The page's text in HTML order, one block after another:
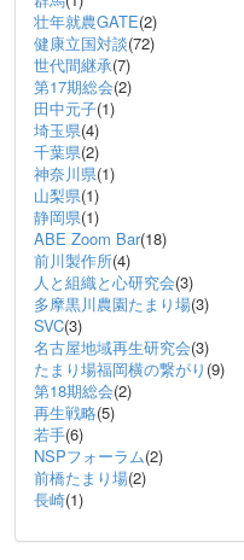
壮年就農GATE(2)
健康立国対談(72)
世代間継承(7)
第17期総会(2)
田中元子(1)
埼玉県(4)
千葉県(2)
神奈川県(1)
山梨県(1)
静岡県(1)
ABE Zoom Bar(18)
前川製作所(4)
人と組織と心研究会(3)
多摩黒川農園たまり場(3)
SVC(3)
名古屋地域再生研究会(3)
たまり場福岡横の繋がり (9)
第18期総会(2)
再生戦略(5)
若手(6)
NSPフォーラム(2)
前橋たまり場(2)
長崎(1)